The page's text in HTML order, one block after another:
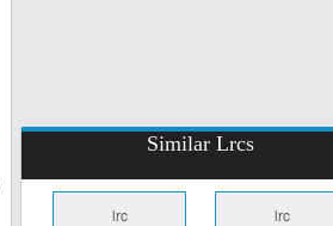
Similar Lrcs
lrc lrc